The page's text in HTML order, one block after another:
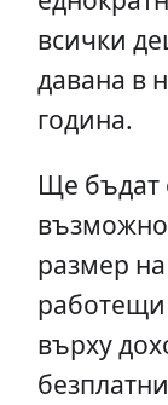
всички
давана в
година.
Ще бъдат
размер
върху